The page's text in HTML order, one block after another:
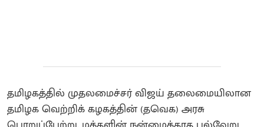
தமிழகத்தில் முதலமைச்சர் விஜய் தலைமையிலான
தமிழக வெற்றிக் கழகத்தின் (தவெக) அரசு